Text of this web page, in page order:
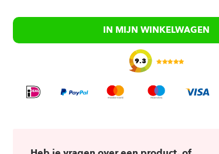
IN MIJN WINKELWAGEN
9.3